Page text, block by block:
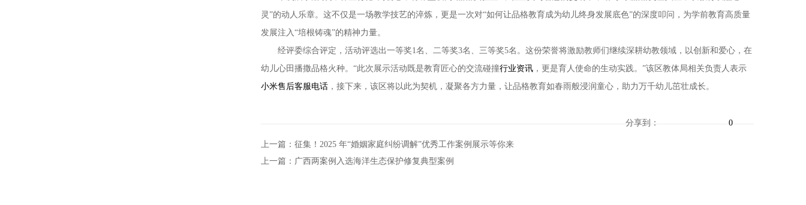
灵”的动人乐章。这不仅是一场教学技艺的淬炼，更是一次对“如何让品格教育成为幼儿终身发展底色”的深度叩问，为学前教育高质量
发展注入“培根铸魂”的精神力量。
经评委综合评定，活动评选出一等奖1名、二等奖3名、三等奖5名。这份荣誉将激励教师们继续深耕幼教领域，以创新和爱心，在
幼儿心田播撒品格火种。“此次展示活动既是教育匠心的交流碰撞行业资讯 ，更是育人使命的生动实践。”该区教体局相关负责人表示
小米售后客服电话 ，接下来，该区将以此为契机，凝聚各方力量，让品格教育如春雨般浸润童心，助力万千幼儿茁壮成长。
分享到： 0
上一篇：征集！2025 年“婚姻家庭纠纷调解”优秀工作案例展示等你来
上一篇：广西两案例入选海洋生态保护修复典型案例